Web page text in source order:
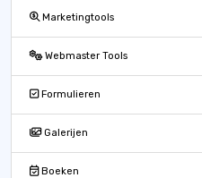
Marketingtools
Webmaster Tools
Formulieren
Galerijen
Boeken